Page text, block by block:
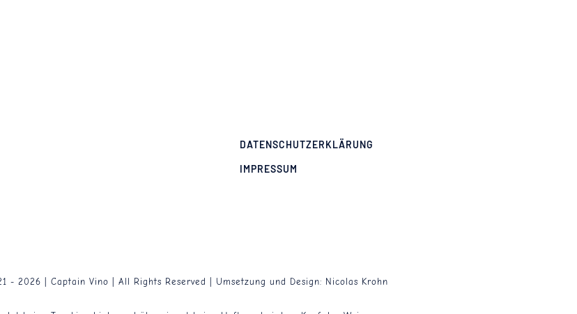
DATENSCHUTZERKLÄRUNG
IMPRESSUM
- 2026 | Captain Vino | All Rights Reserved | Umsetzung und Design: Nicolas Krohn